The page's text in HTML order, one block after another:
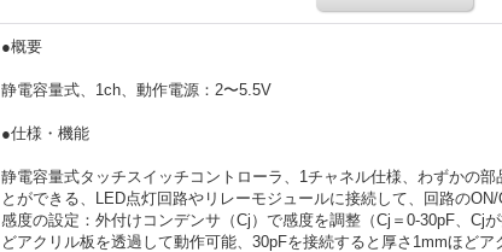
●概要
静電容量式、1ch、動作電源：2〜5.5V
●仕様・機能
静電容量式タッチスイッチコントローラ、1チャネル仕様、わずかの
とができる、LED点灯回路やリレーモジュールに接続して、回路の
感度の設定：外付けコンデンサ（Cj）で感度を調整（Cj＝0-30pF、Cj
どアクリル板を透過して動作可能、30pFを接続すると厚さ1mmほど